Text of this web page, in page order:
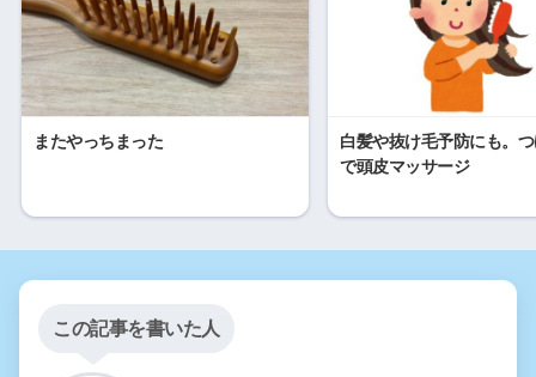
またやっちまった
白髪や抜け毛予防にも。
で頭皮マッサージ
この記事を書いた人